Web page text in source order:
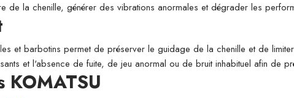
de la chenille, générer des vibrations anormales et dégrader les
et barbotins permet de préserver le guidage de la chenille et de
et l'absence de fuite, de jeu anormal ou de bruit inhabituel afin de